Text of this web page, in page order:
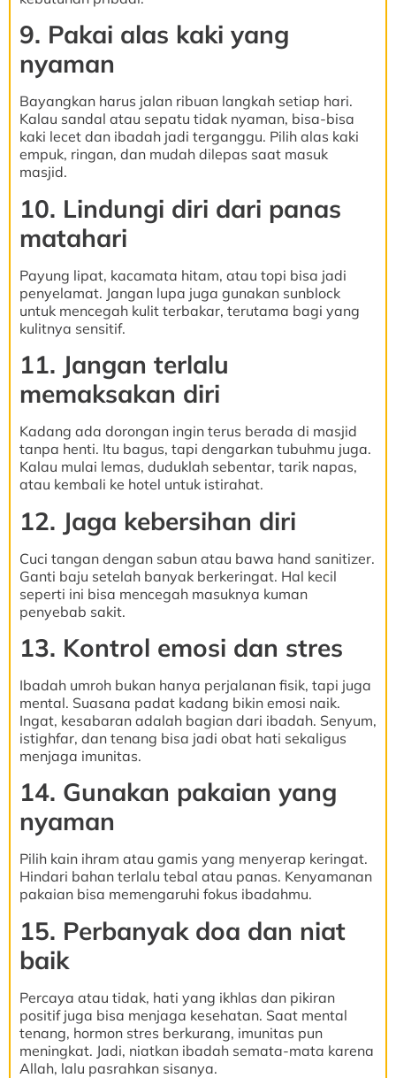
9. Pakai alas kaki yang
nyaman
Bayangkan harus jalan ribuan langkah setiap hari.
Kalau sandal atau sepatu tidak nyaman, bisa-bisa
kaki lecet dan ibadah jadi terganggu. Pilih alas kaki
empuk, ringan, dan mudah dilepas saat masuk
masjid.
10. Lindungi diri dari panas
matahari
Payung lipat, kacamata hitam, atau topi bisa jadi
penyelamat. Jangan lupa juga gunakan sunblock
untuk mencegah kulit terbakar, terutama bagi yang
kulitnya sensitif.
11. Jangan terlalu
memaksakan diri
Kadang ada dorongan ingin terus berada di masjid
tanpa henti. Itu bagus, tapi dengarkan tubuhmu juga.
Kalau mulai lemas, duduklah sebentar, tarik napas,
atau kembali ke hotel untuk istirahat.
12. Jaga kebersihan diri
Cuci tangan dengan sabun atau bawa hand sanitizer.
Ganti baju setelah banyak berkeringat. Hal kecil
seperti ini bisa mencegah masuknya kuman
penyebab sakit.
13. Kontrol emosi dan stres
Ibadah umroh bukan hanya perjalanan fisik, tapi juga
mental. Suasana padat kadang bikin emosi naik.
Ingat, kesabaran adalah bagian dari ibadah. Senyum,
istighfar, dan tenang bisa jadi obat hati sekaligus
menjaga imunitas.
14. Gunakan pakaian yang
nyaman
Pilih kain ihram atau gamis yang menyerap keringat.
Hindari bahan terlalu tebal atau panas. Kenyamanan
pakaian bisa memengaruhi fokus ibadahmu.
15. Perbanyak doa dan niat
baik
Percaya atau tidak, hati yang ikhlas dan pikiran
positif juga bisa menjaga kesehatan. Saat mental
tenang, hormon stres berkurang, imunitas pun
meningkat. Jadi, niatkan ibadah semata-mata karena
Allah, lalu pasrahkan sisanya.